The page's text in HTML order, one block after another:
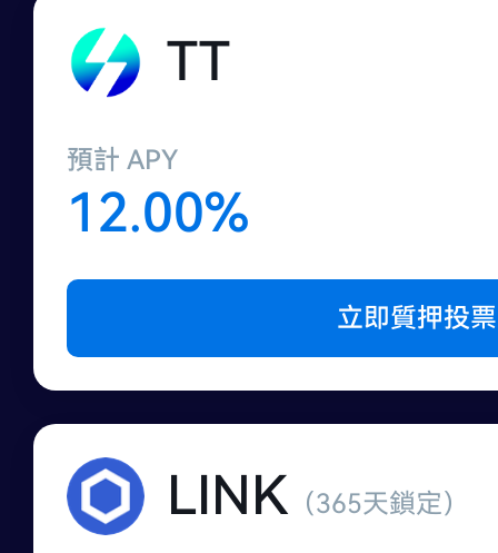
TT
預計 APY
12.00%
立即質押投票
LINK （365天鎖定）